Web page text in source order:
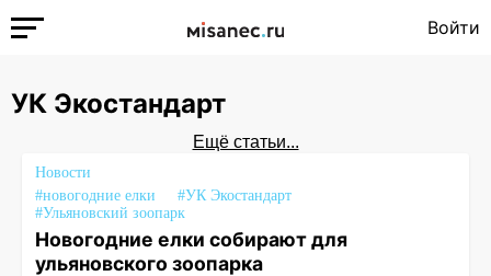
Войти
УК Экостандарт
Ещё статьи...
Новости
#новогодние елки
#УК Экостандарт
#Ульяновский зоопарк
Новогодние елки собирают для
ульяновского зоопарка